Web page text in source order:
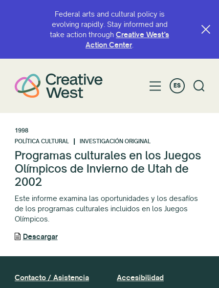
Federal arts and cultural policy is
evolving rapidly. Stay informed and
take action through Creative West’s
Action Center.
ES
1998
POLÍTICA CULTURAL
INVESTIGACIÓN ORIGINAL
Programas culturales en los Juegos
Olímpicos de Invierno de Utah de
2002
Este informe examina las oportunidades y los desafíos
de los programas culturales incluidos en los Juegos
Olímpicos.
Descargar
Contacto / Asistencia Accesibilidad